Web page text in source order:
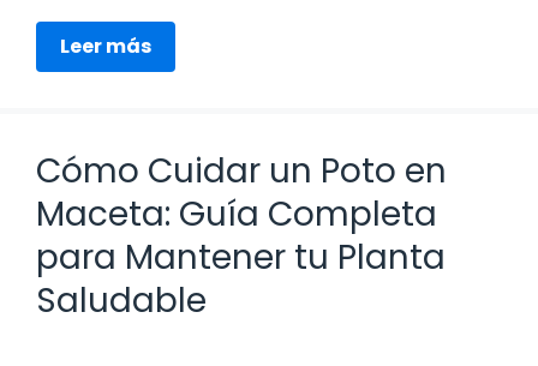
Leer más
Cómo Cuidar un Poto en
Maceta: Guía Completa
para Mantener tu Planta
Saludable